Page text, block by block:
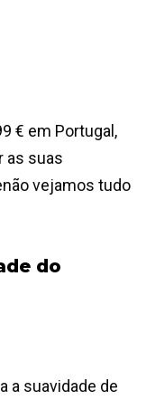
€ em Portugal,
as suas
vejamos tudo
do
a suavidade de